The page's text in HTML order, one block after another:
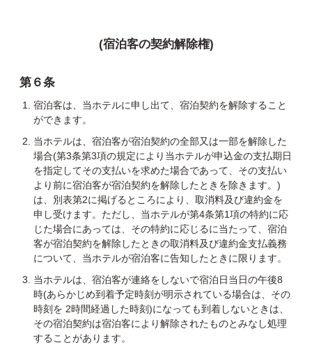
(宿泊客の契約解除権)
第６条
宿泊客は、当ホテルに申し出て、宿泊契約を解除すること
ができます。
当ホテルは、宿泊客が宿泊契約の全部又は一部を解除した
場合(第3条第3項の規定により当ホテルが申込金の支払期日
を指定してその支払いを求めた場合であって、その支払い
より前に宿泊客が宿泊契約を解除したときを除きます。)
は、別表第2に掲げるところにより、取消料及び違約金を
申し受けます。ただし、当ホテルが第4条第1項の特約に応
じた場合にあっては、その特約に応じるに当たって、宿泊
客が宿泊契約を解除したときの取消料及び違約金支払義務
について、当ホテルが宿泊客に告知したときに限ります。
当ホテルは、宿泊客が連絡をしないで宿泊日当日の午後8
時(あらかじめ到着予定時刻が明示されている場合は、その
時刻を 2時間経過した時刻)になっても到着しないときは、
その宿泊契約は宿泊客により解除されたものとみなし処理
することがあります。